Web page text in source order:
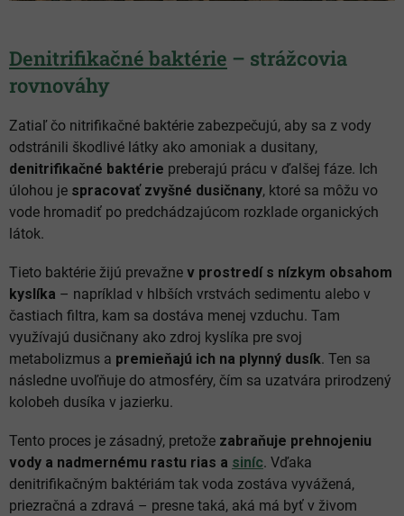
Denitrifikačné baktérie – strážcovia
rovnováhy
Zatiaľ čo nitrifikačné baktérie zabezpečujú, aby sa z vody
odstránili škodlivé látky ako amoniak a dusitany,
denitrifikačné baktérie preberajú prácu v ďalšej fáze. Ich
úlohou je spracovať zvyšné dusičnany, ktoré sa môžu vo
vode hromadiť po predchádzajúcom rozklade organických
látok.
Tieto baktérie žijú prevažne v prostredí s nízkym obsahom
kyslíka – napríklad v hlbších vrstvách sedimentu alebo v
častiach filtra, kam sa dostáva menej vzduchu. Tam
využívajú dusičnany ako zdroj kyslíka pre svoj
metabolizmus a premieňajú ich na plynný dusík. Ten sa
následne uvoľňuje do atmosféry, čím sa uzatvára prirodzený
kolobeh dusíka v jazierku.
Tento proces je zásadný, pretože zabraňuje prehnojeniu
vody a nadmernému rastu rias a siníc. Vďaka
denitrifikačným baktériám tak voda zostáva vyvážená,
priezračná a zdravá – presne taká, aká má byť v živom